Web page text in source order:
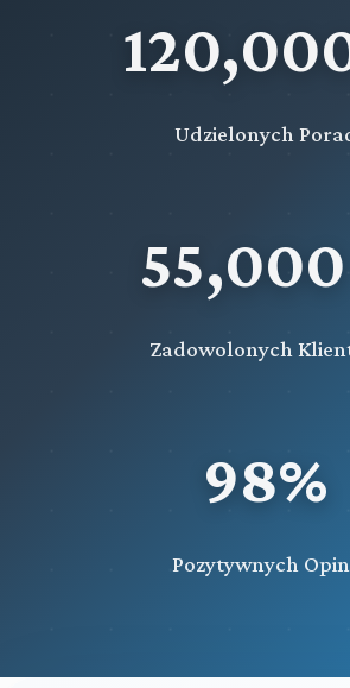
Wystąpienie państwa członkowskiego
wykonanie kary pozbawienia wolności
Wystąpienie do państwa
warunkowym
Rozdział 66i (art. 611ud - 611uj)
wykonanie orzeczenia karnego
Przeczytaj zawartość działu
Udzielonych
55,000
Zadowolonych
98%
Pozytywnych